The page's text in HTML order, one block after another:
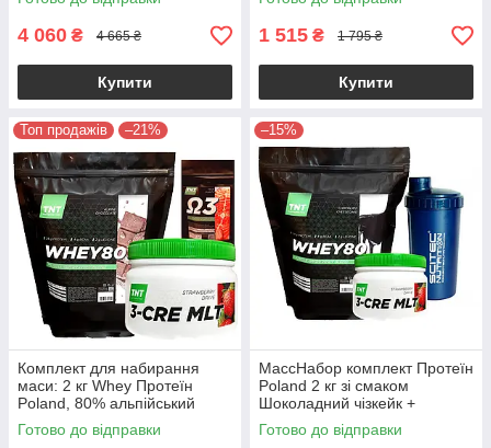
4 060 ₴ 4 665 ₴
Купити
1 515 ₴ 1 795 ₴
Купити
Топ продажів –21%
Комплект для набирання
маси: 2 кг Whey Протеїн
Poland, 80% альпійський
шоколад + Креатин +
Омега-3 в Подарунок!
Готово до відправки
–15%
МассНабор комплект Протеїн
Poland 2 кг зі смаком
Шоколадний чізкейк +
Креатин + Шейкер в
Подарунок
Готово до відправки